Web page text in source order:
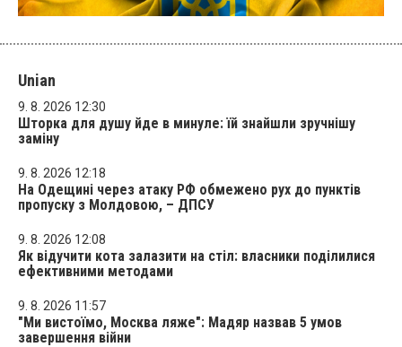
Unian
9. 8. 2026 12:30
Шторка для душу йде в минуле: їй знайшли зручнішу
заміну
9. 8. 2026 12:18
На Одещині через атаку РФ обмежено рух до пунктів
пропуску з Молдовою, – ДПСУ
9. 8. 2026 12:08
Як відучити кота залазити на стіл: власники поділилися
ефективними методами
9. 8. 2026 11:57
"Ми вистоїмо, Москва ляже": Мадяр назвав 5 умов
завершення війни